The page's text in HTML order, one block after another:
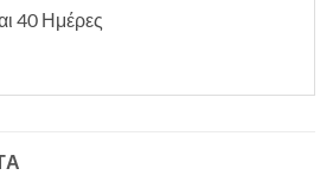
40 Ημέρες